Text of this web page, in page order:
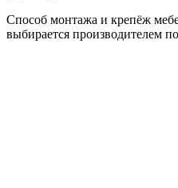
Способ монтажа и крепёж
выбирается производителем